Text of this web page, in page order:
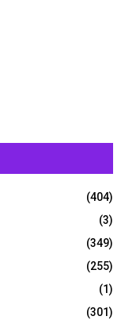
(404)
(3)
(349)
(255)
(1)
(301)